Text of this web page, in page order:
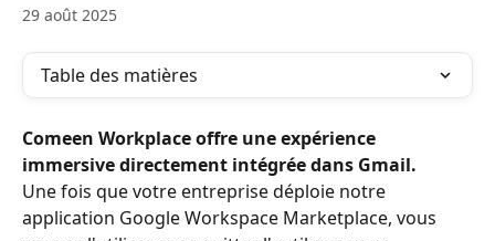
29 août 2025
Table des matières
Comeen Workplace offre une expérience
immersive directement intégrée dans Gmail.
Une fois que votre entreprise déploie notre
application Google Workspace Marketplace, vous